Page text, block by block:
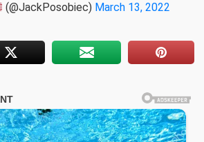
(@JackPosobiec) March 13, 2022